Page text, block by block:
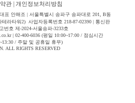
관 개인정보처리방침
표 안해조 | 서울특별시 송파구 송파대로 201, B동
테라타워2) 사업자등록번호 218-87-02390 | 통신판
번호 제-2024-서울송파-3233호
| 02-400-6036 (평일 10:00~17:00 / 점심시간
/ 주말 및 공휴일 휴무)
ALL RIGHTS RESERVED